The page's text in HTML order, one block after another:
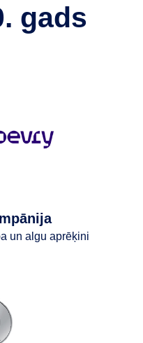
gads
un algu aprēķini